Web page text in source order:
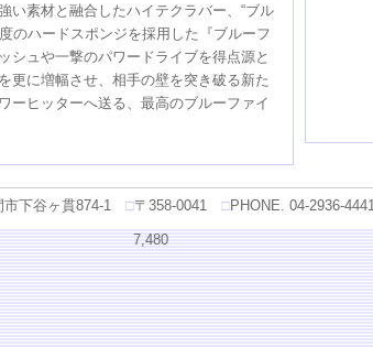
い素材と融合したハイテクラバー、“ブル
のハードスポンジを採用した『ブルーフ
シュや一撃のパワードライブを得点源と
更に増幅させ、相手の壁を突き破る新た
ーヒッターへ送る、最高のブルーファイ
下谷ヶ貫874-1 □〒358-0041 □PHONE. 04-2936-4441
7,480